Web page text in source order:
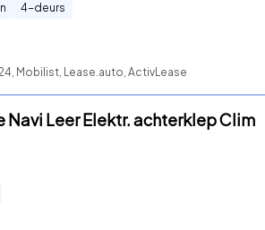
4-deurs
Mobilist, Lease.auto, ActivLease
Navi Leer Elektr. achterklep Clim